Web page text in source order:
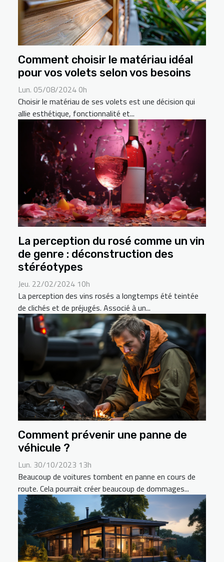
Comment choisir le matériau idéal
pour vos volets selon vos besoins
Lun. 05/08/2024 0h
Choisir le matériau de ses volets est une décision qui
allie esthétique, fonctionnalité et...
La perception du rosé comme un vin
de genre : déconstruction des
stéréotypes
Jeu. 22/02/2024 10h
La perception des vins rosés a longtemps été teintée
de clichés et de préjugés. Associé à un...
Comment prévenir une panne de
véhicule ?
Lun. 30/10/2023 13h
Beaucoup de voitures tombent en panne en cours de
route. Cela pourrait créer beaucoup de dommages...